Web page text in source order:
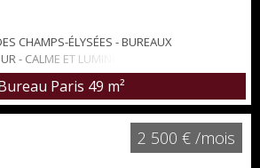
CHAMPS-ÉLYSÉES - BUREAUX
- CALME ET LUMINEUX - POINT D'EAU - BAIL
- Beaux bureaux de 49 m², situés au 3ème
standing avec galerie commerciale au RDC,
3 premiers étages et appartements au
l'immeuble est sécurisé 24h/24 et 7j/7 avec
Paris 49 m²
2 500 € /mois